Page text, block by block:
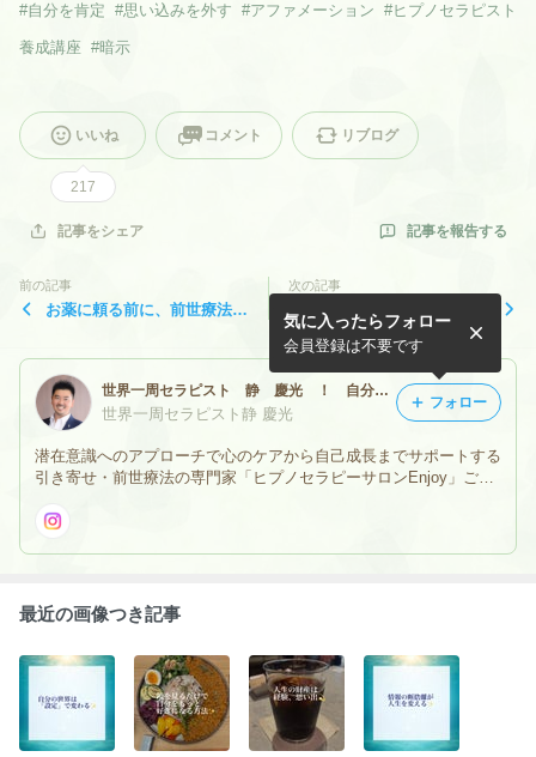
#自分を肯定 #思い込みを外す #アファメーション #ヒプノセラピスト
養成講座 #暗示
いいね
217
コメント リブログ
記事をシェア 記事を報告する
前の記事
お薬に頼る前に、前世療法！
次の記事
また必ず会おうと言われる人
は
世界一周セラピスト 静 慶光 ！ 自分の前世を思い出せる前世療法（ヒプノセラピー）！ 前世療法の専門家！
世界一周セラピスト静 慶光
潜在意識へのアプローチで心のケアから自己成長までサポートする
引き寄せ・前世療法の専門家「ヒプノセラピーサロンEnjoy」ご予
（完全予約制）※当面の間オンラインセッションのみの対応。
気に入ったらフォロー
会員登録は不要です
フォロー
最近の画像つき記事